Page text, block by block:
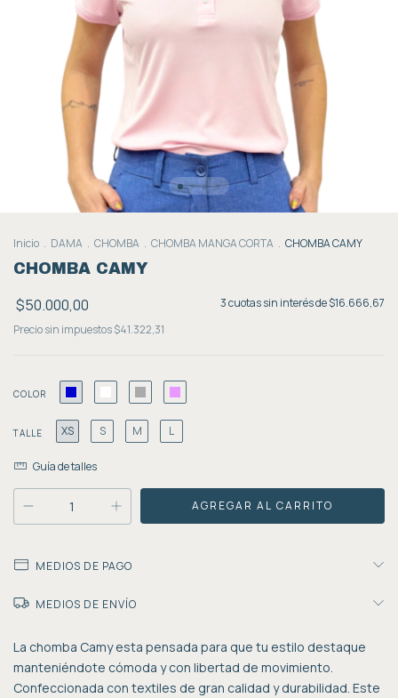
Inicio . DAMA . CHOMBA . CHOMBA MANGA CORTA . CHOMBA CAMY
CHOMBA CAMY
$50.000,00 3cuotas sin interés de$16.666,67
Precio sin impuestos$41.322,31
COLOR
TALLE XS S M L
Guía de talles
MEDIOS DE PAGO
MEDIOS DE ENVÍO
La chomba Camy esta pensada para que tu estilo destaque
manteniéndote cómoda y con libertad de movimiento.
Confeccionada con textiles de gran calidad y durabilidad. Este